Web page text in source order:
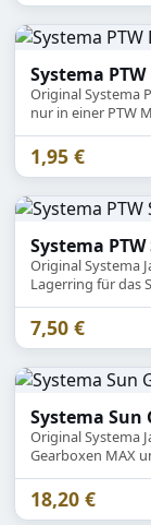
Systema
Original Systema
nur in einer PTW
1,95 €
Systema
Original Systema
Lagerring für das
Gearboxen MAX
7,50 €
Systema Sun
Original Systema
Gearboxen MAX
Plate eingesetzt
18,20 €